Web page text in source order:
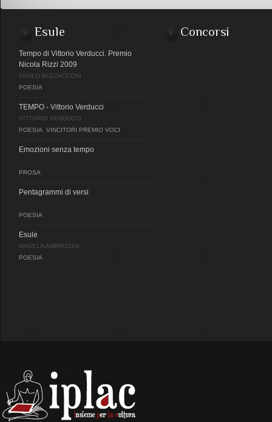
Esule
Tempo di Vittorio Verducci. Premio
Nicola Rizzi 2009
PAOLO BUZZACCONI
POESIA
TEMPO - Vittorio Verducci
VITTORIO VERDUCCI
POESIA
VINCITORI PREMIO VOCI
Emozioni senza tempo
PROSA
Pentagrammi di versi
POESIA
Esule
ANGELA AMBROSINI
POESIA
Concorsi